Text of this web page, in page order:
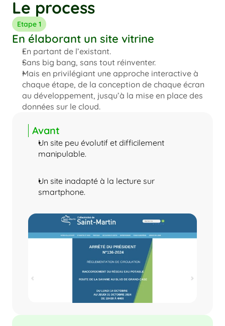
Le process
Etape 1
En élaborant un site vitrine
En partant de l’existant.
Sans big bang, sans tout réinventer.
Mais en privilégiant une approche interactive à
chaque étape, de la conception de chaque écran
au développement, jusqu’à la mise en place des
données sur le cloud.
Avant
Un site peu évolutif et difficilement
manipulable.
Un site inadapté à la lecture sur
smartphone.